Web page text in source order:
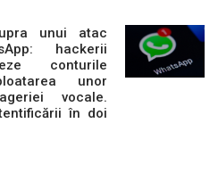
unui atac
hackerii
conturile
unor
vocale.
în doi